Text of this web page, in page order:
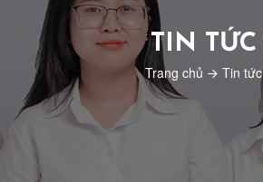
TIN TỨC
Trang chủ Tin tức